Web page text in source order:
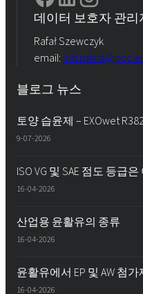
데이터 보호자 관리
Rafał Szewczyk
email:
블로그 뉴스
토양 습윤제 – EXOwet
9-07-2026
ISO VG 및 SAE 점도 등급
16-04-2026
산업용 윤활유의 종류
16-04-2026
윤활유에서 EP 및 AW 첨
16-04-2026